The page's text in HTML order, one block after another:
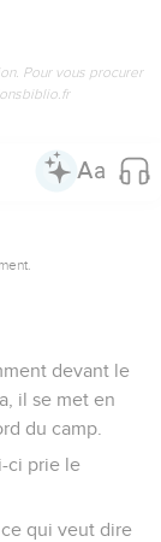
Pour vous procurer
devant le
il se met en
du camp.
ci prie le
qui veut dire